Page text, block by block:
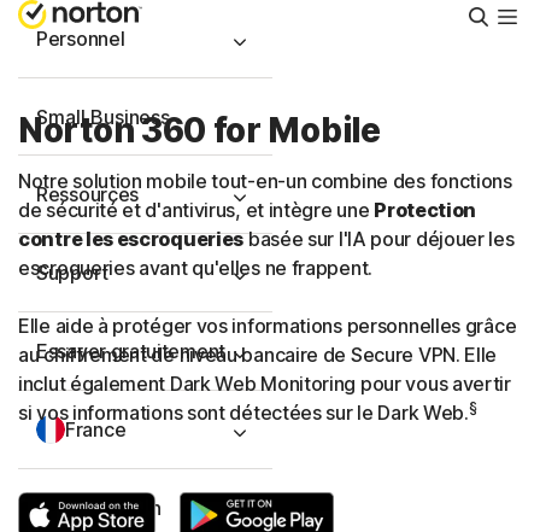
Personnel
Small Business
Ressources
Support
Essayer gratuitement
France
Connexion
Norton 360 for Mobile
Notre solution mobile tout-en-un combine des fonctions
de sécurité et d'antivirus, et intègre une Protection
contre les escroqueriesbasée sur l'IA pour déjouer les
escroqueries avant qu'elles ne frappent.
Elle aide à protéger vos informations personnelles grâce
au chiffrement de niveau bancaire de Secure VPN. Elle
inclut également Dark Web Monitoring pour vous avertir
si vos informations sont détectées sur le Dark Web.§